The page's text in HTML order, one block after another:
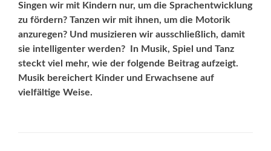
Singen wir mit Kindern nur, um die Sprachentwicklung
zu fördern? Tanzen wir mit ihnen, um die Motorik
anzu­regen? Und musizieren wir ausschließlich, damit
sie ­intelligenter werden?  In ­Musik, Spiel und Tanz
steckt viel mehr, wie der folgende Beitrag aufzeigt.
Musik bereichert Kinder und Erwachsene auf
vielfältige Weise.